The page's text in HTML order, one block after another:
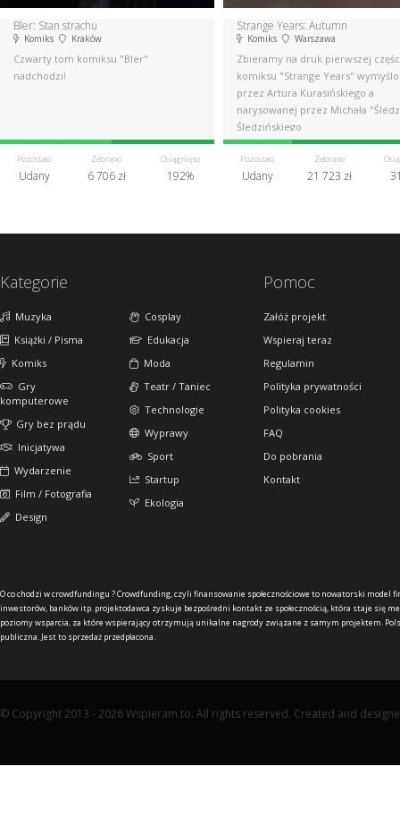
Bler: Stan strachu
Komiks Kraków
Czwarty tom komiksu "Bler"
nadchodzi!
Pozostało
Udany
Zebrano
6 706 zł
Osiągnięto
192%
Strange Years: Autumn
Komiks Warszawa
Zbieramy na druk pierwszej
komiksu "Strange Years"
przez Artura Kurasińskiego a
narysowanej przez Michała
Śledzińskiego
Pozostało
Udany
Zebrano
21 723 zł
Kategorie
Muzyka
Książki / Pisma
Komiks
Gry
komputerowe
Gry bez prądu
Inicjatywa
Wydarzenie
Film / Fotografia
Design
Cosplay
Edukacja
Moda
Teatr / Taniec
Technologie
Wyprawy
Sport
Startup
Ekologia
Pomoc
Załóż projekt
Wspieraj teraz
Regulamin
Polityka prywatności
Polityka cookies
FAQ
Do pobrania
Kontakt
O co chodzi w crowdfundingu ?Crowdfunding, czyli finansowanie społecznościowe to nowatorski model
inwestorów, banków itp. projektodawca zyskuje bezpośredni kontakt ze społecznością, która staje się
poziomy wsparcia, za które wspierający otrzymują unikalne nagrody związane z samym projektem.
publiczna. Jest to sprzedaż przedpłacona.
© Copyright 2013 - 2026 Wspieram.to. All rights reserved. Created and